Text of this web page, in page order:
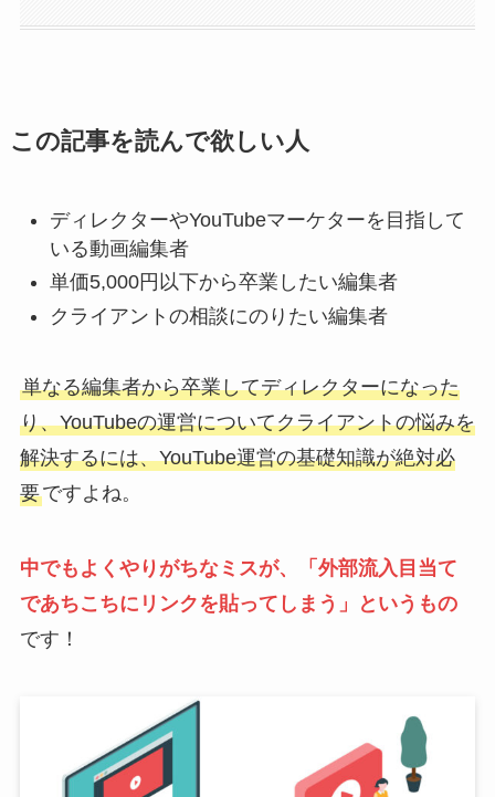
この記事を読んで欲しい人
ディレクターやYouTubeマーケターを目指して
いる動画編集者
単価5,000円以下から卒業したい編集者
クライアントの相談にのりたい編集者
単なる編集者から卒業してディレクターになった
り、YouTubeの運営についてクライアントの悩みを
解決するには、YouTube運営の基礎知識が絶対必
要ですよね。
中でもよくやりがちなミスが、「外部流入目当て
であちこちにリンクを貼ってしまう」というもの
です！